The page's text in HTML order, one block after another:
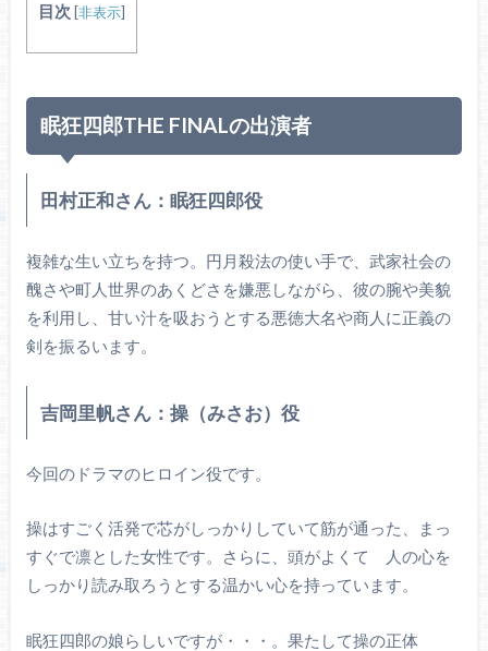
目次 [非表示]
眠狂四郎THE FINALの出演者
田村正和さん：眠狂四郎役
複雑な生い立ちを持つ。円月殺法の使い手で、武家社会の
醜さや町人世界のあくどさを嫌悪しながら、彼の腕や美貌
を利用し、甘い汁を吸おうとする悪徳大名や商人に正義の
剣を振るいます。
吉岡里帆さん：操（みさお）役
今回のドラマのヒロイン役です。
操はすごく活発で芯がしっかりしていて筋が通った、まっ
すぐで凛とした女性です。さらに、頭がよくて 人の心を
しっかり読み取ろうとする温かい心を持っています。
眠狂四郎の娘らしいですが・・・。果たして操の正体